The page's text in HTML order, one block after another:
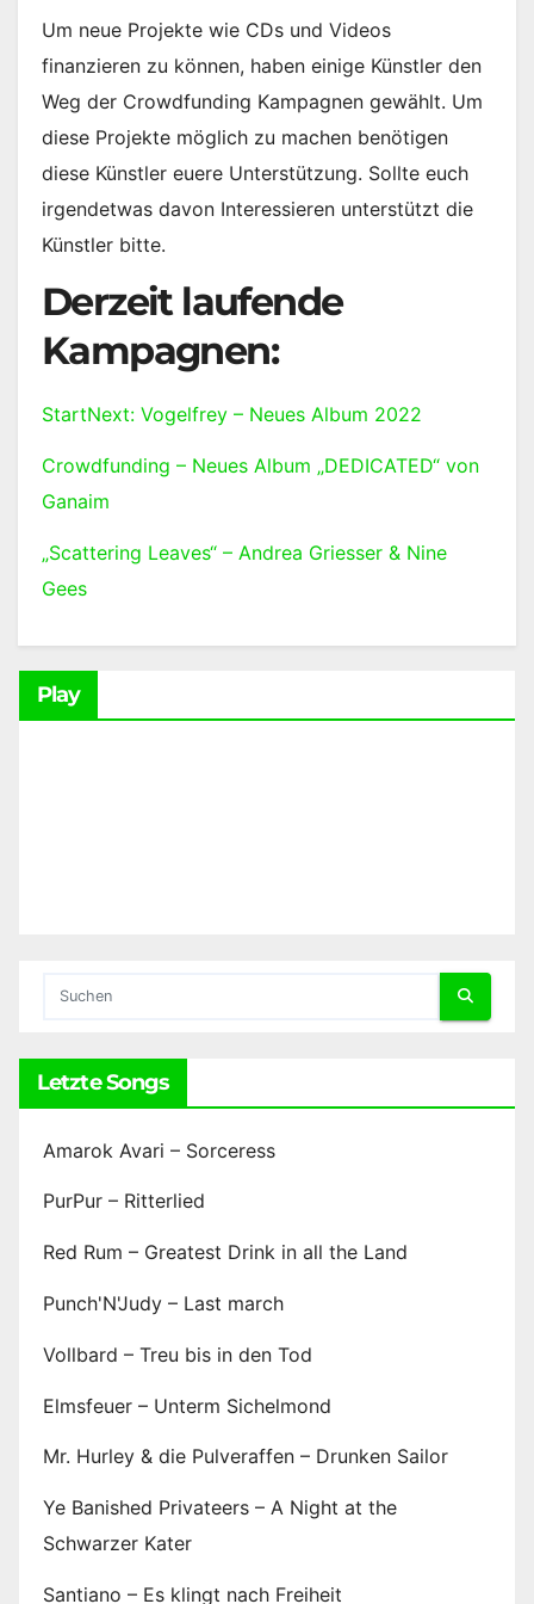
Um neue Projekte wie CDs und Videos
finanzieren zu können, haben einige Künstler den
Weg der Crowdfunding Kampagnen gewählt. Um
diese Projekte möglich zu machen benötigen
diese Künstler euere Unterstützung. Sollte euch
irgendetwas davon Interessieren unterstützt die
Künstler bitte.
Derzeit laufende
Kampagnen:
StartNext: Vogelfrey – Neues Album 2022
Crowdfunding – Neues Album „DEDICATED“ von
Ganaim
„Scattering Leaves“ – Andrea Griesser & Nine
Gees
Play
Letzte Songs
Amarok Avari – Sorceress
PurPur – Ritterlied
Red Rum – Greatest Drink in all the Land
Punch'N'Judy – Last march
Vollbard – Treu bis in den Tod
Elmsfeuer – Unterm Sichelmond
Mr. Hurley & die Pulveraffen – Drunken Sailor
Ye Banished Privateers – A Night at the
Schwarzer Kater
Santiano – Es klingt nach Freiheit